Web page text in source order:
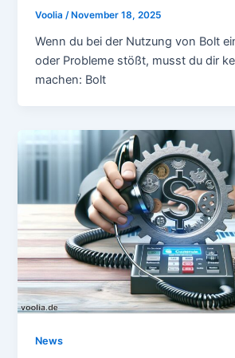
Voolia /November 18, 2025
Wenn du bei der Nutzung von Bolt
oder Probleme stößt, musst du dir
machen: Bolt
News